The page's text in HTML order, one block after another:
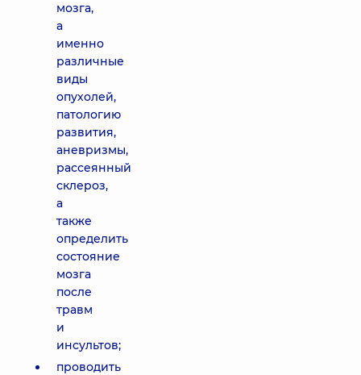
мозга,
а
именно
различные
виды
опухолей,
патологию
развития,
аневризмы,
рассеянный
склероз,
а
также
определить
состояние
мозга
после
травм
и
инсультов;
проводить